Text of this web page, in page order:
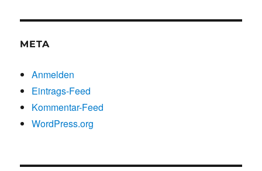
META
Anmelden
Eintrags-Feed
Kommentar-Feed
WordPress.org